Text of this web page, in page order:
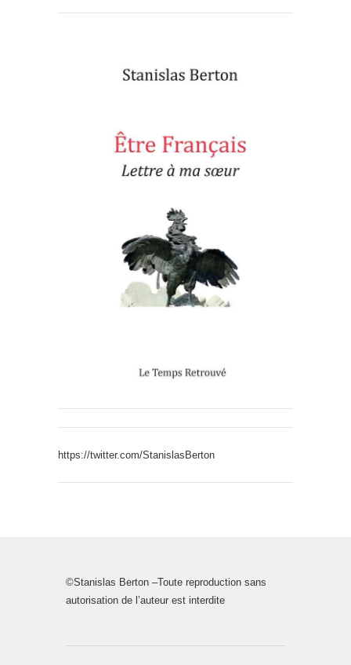
https://twitter.com/StanislasBerton
©Stanislas Berton –Toute reproduction sans
autorisation de l’auteur est interdite